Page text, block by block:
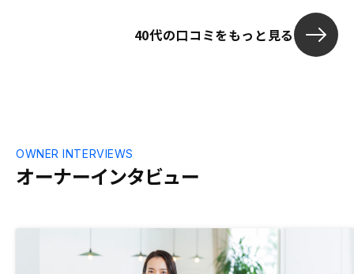
う1社で管理
物件を丁寧に
い物件が購入
40代の口コミをもっと見る
オーナーインタビュー
OWNER INTERVIEWS